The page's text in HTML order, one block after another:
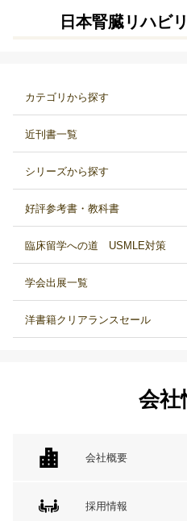
日本腎臓リハビ
カテゴリから探す
近刊書一覧
シリーズから探す
好評参考書・教科書
臨床留学への道 USMLE対策
学会出展一覧
洋書籍クリアランスセール
会社
会社概要
採用情報